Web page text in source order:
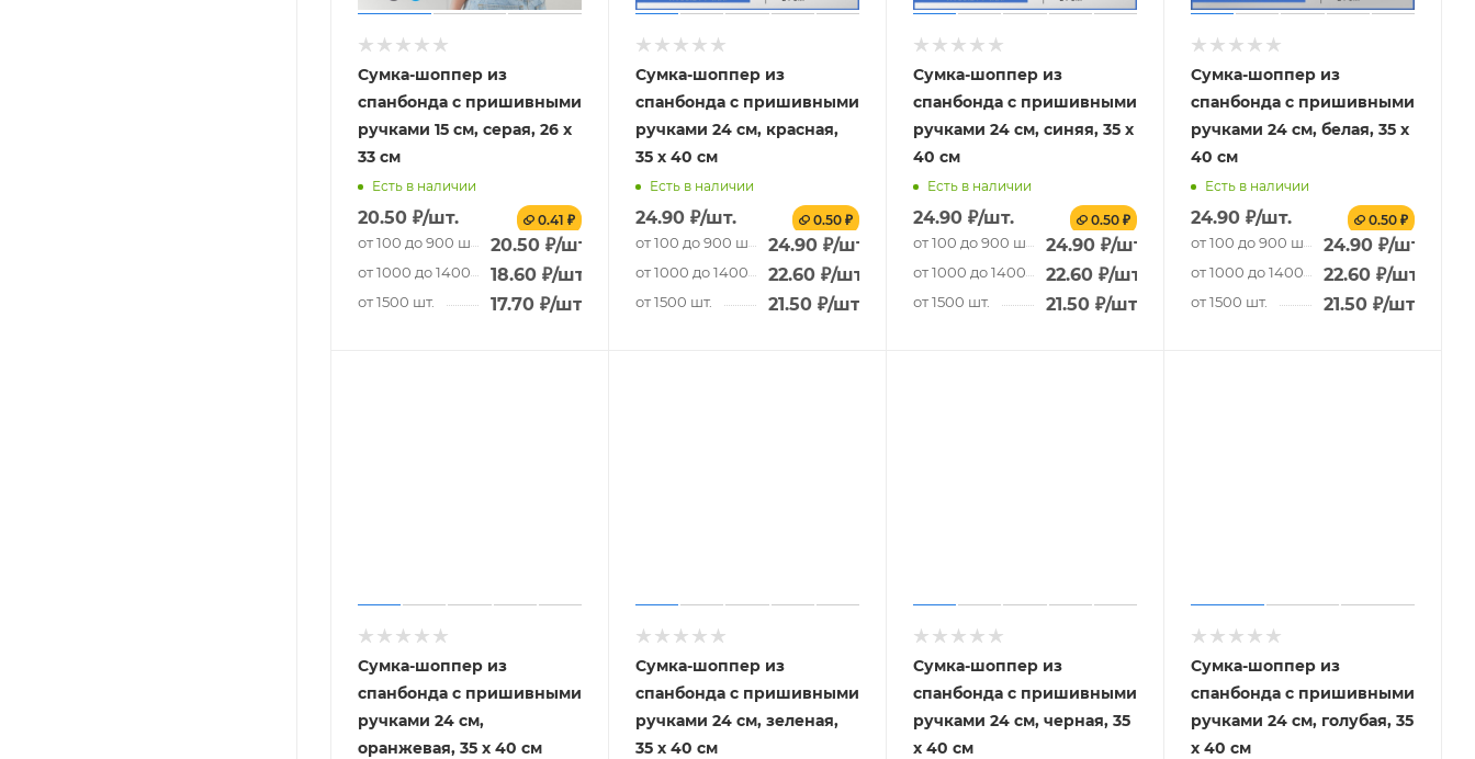
Сумка-шоппер из
спанбонда с пришивными
ручками 15 см, серая, 26 х
33 см
Есть в наличии
20.50 ₽/шт. 0.41 ₽
от 100 до 900 шт. 20.50 ₽/шт.
от 1000 до 1400 шт.18.60 ₽/шт.
от 1500 шт. 17.70 ₽/шт.
Сумка-шоппер из
спанбонда с пришивными
ручками 24 см, красная,
35 х 40 см
Есть в наличии
24.90 ₽/шт. 0.50 ₽
от 100 до 900 шт. 24.90 ₽/шт.
от 1000 до 1400 шт.22.60 ₽/шт.
от 1500 шт. 21.50 ₽/шт.
Сумка-шоппер из
спанбонда с пришивными
ручками 24 см, синяя, 35 х
40 см
Есть в наличии
24.90 ₽/шт. 0.50 ₽
от 100 до 900 шт. 24.90 ₽/шт.
от 1000 до 1400 шт.22.60 ₽/шт.
от 1500 шт. 21.50 ₽/шт.
Сумка-шоппер из
спанбонда с пришивными
ручками 24 см, белая, 35 х
40 см
Есть в наличии
24.90 ₽/шт. 0.50 ₽
от 100 до 900 шт. 24.90 ₽/шт.
от 1000 до 1400 шт.22.60 ₽/шт.
от 1500 шт. 21.50 ₽/шт.
Сумка-шоппер из
спанбонда с пришивными
ручками 24 см,
оранжевая, 35 х 40 см
Сумка-шоппер из
спанбонда с пришивными
ручками 24 см, зеленая,
35 х 40 см
Сумка-шоппер из
спанбонда с пришивными
ручками 24 см, черная, 35
х 40 см
Сумка-шоппер из
спанбонда с пришивными
ручками 24 см, голубая, 35
х 40 см